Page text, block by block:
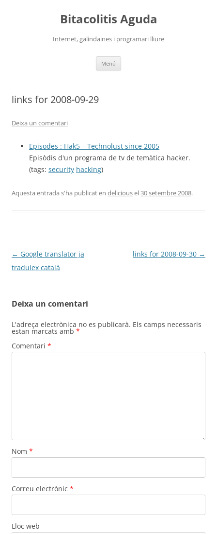
Bitacolitis Aguda
Internet, galindaines i programari lliure
Menú
links for 2008-09-29
Deixa un comentari
Episodes : Hak5 – Technolust since 2005
Episòdis d'un programa de tv de temàtica hacker.
(tags: security hacking)
Aquesta entrada s'ha publicat en deliciousel30 setembre 2008.
Navegació
per
← Google translator ja
traduiex català
links for 2008-09-30 →
Deixa un comentari
L'adreça electrònica no es publicarà. Els camps necessaris
estan marcats amb *
Comentari *
Nom *
Correu electrònic *
Lloc web